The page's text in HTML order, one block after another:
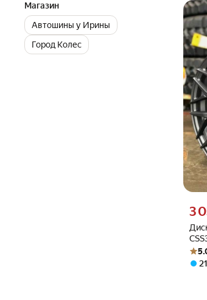
Магазин
Автошины у Ирины
Город Колес
MK/
3